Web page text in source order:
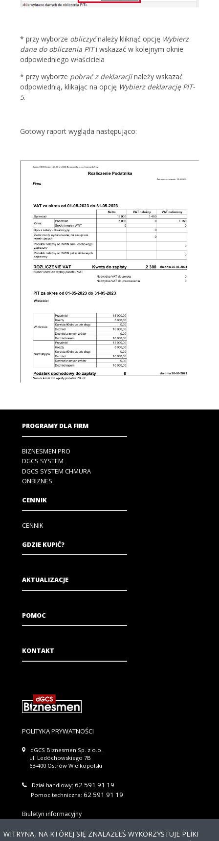
* przy wyborze obliczyćnależy kliknąć opcję Wybierz
dane do obliczenia PITi wskazać w kolejnym oknie
odpowiedniego właściciela
* przy wyborze pobrać z deklaracjinależy wskazać
odpowiednią, klikając na opcję Wybierz deklarację PIT-
5.
Gotowy raport wygląda następująco:
PROGRAMY DLA FIRM
BIZNESMEN PRO
DGCS SYSTEM
DGCS SYSTEM CHMURA
ONBIZNES
CENNIK
CENNIK
GDZIE KUPIĆ?
AKTUALIZACJE
POMOC
KONTAKT
POLITYKA PRYWATNOŚCI
dGCS Biznesmen Sp. z o.o.
ul. Ledóchowskiego 7B
63-400 Ostrów Wielkopolski
Dział handlowy: 62 591 91 19
Pomoc techniczna:62 591 91 19
Biuletyn informacyjny
Wyślij
WITRYNA, NA KTÓREJ SIĘ ZNALAZŁEŚ WYKORZYSTUJE PLIKI